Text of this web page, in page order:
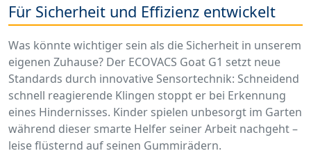
Für Sicherheit und Effizienz entwickelt
Was könnte wichtiger sein als die Sicherheit in unserem
eigenen Zuhause? Der ECOVACS Goat G1 setzt neue
Standards durch innovative Sensortechnik: Schneidend
schnell reagierende Klingen stoppt er bei Erkennung
eines Hindernisses. Kinder spielen unbesorgt im Garten
während dieser smarte Helfer seiner Arbeit nachgeht –
leise flüsternd auf seinen Gummirädern.